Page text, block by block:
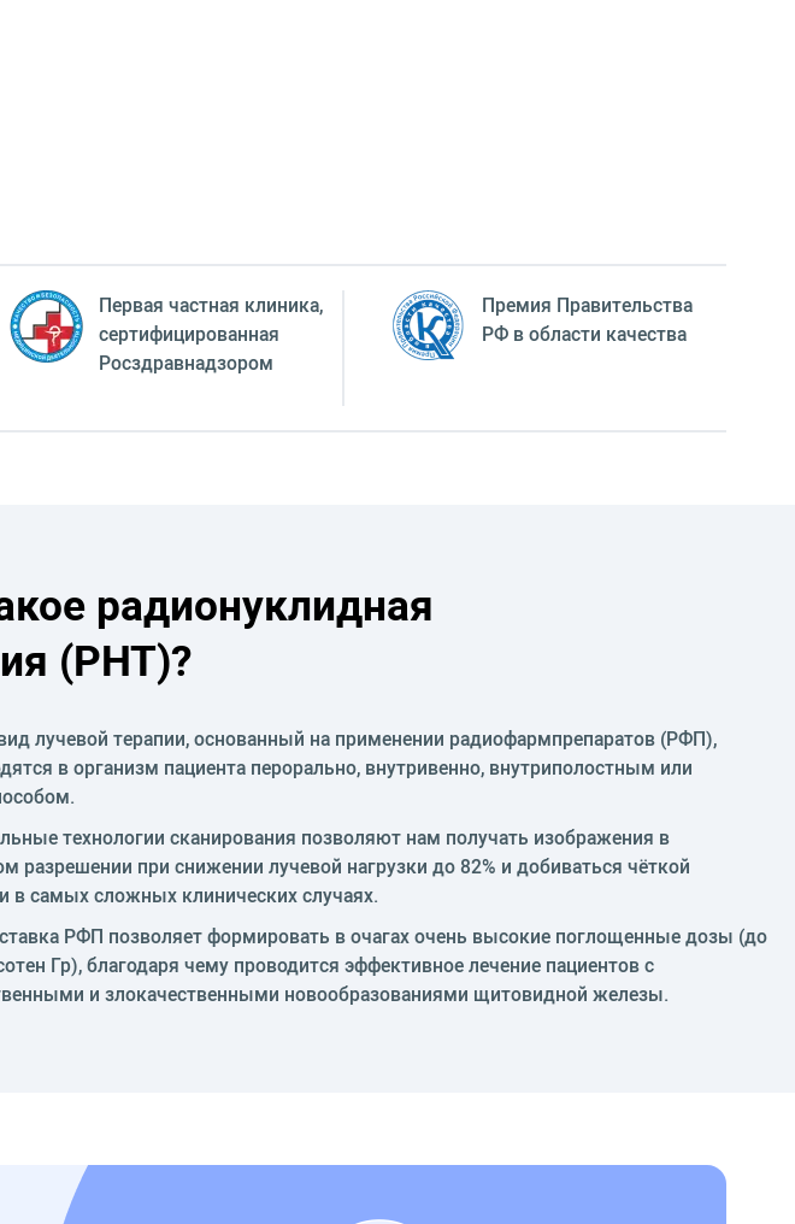
Первая частная клиника,
сертифицированная
Росздравнадзором
Премия Правительства
РФ в области качества
радионуклидная
(PHT)?
лучевой терапии, основанный на применении радиофармпрепаратов (РФП),
в организм пациента перорально, внутривенно, внутриполостным или
технологии сканирования позволяют нам получать изображения в
разрешении при снижении лучевой нагрузки до 82% и добиваться чёткой
в самых сложных клинических случаях.
РФП позволяет формировать в очагах очень высокие поглощенные дозы (до
Гр), благодаря чему проводится эффективное лечение пациентов с
и злокачественными новообразованиями щитовидной железы.